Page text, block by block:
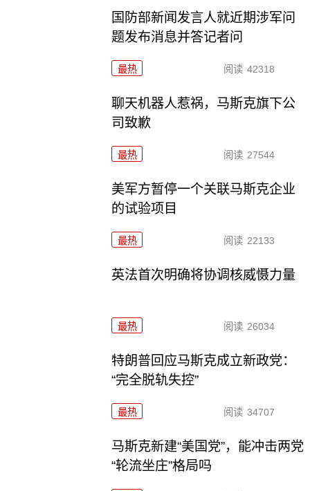
国防部新闻发言人就近期涉军问
题发布消息并答记者问
最热 阅读 42318
聊天机器人惹祸，马斯克旗下公
司致歉
最热 阅读 27544
美军方暂停一个关联马斯克企业
的试验项目
最热 阅读 22133
英法首次明确将协调核威慑力量
最热 阅读 26034
特朗普回应马斯克成立新政党：
“完全脱轨失控”
最热 阅读 34707
马斯克新建“美国党”，能冲击两党
“轮流坐庄”格局吗